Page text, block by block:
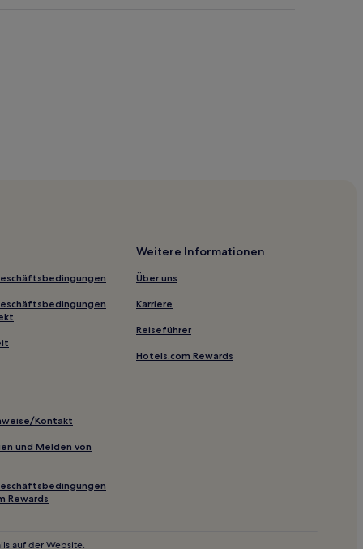
Kontakt
und Melden von
Rewards
Weitere Informationen
Über uns
Karriere
Reiseführer
Hotels.com Rewards
auf der Website.